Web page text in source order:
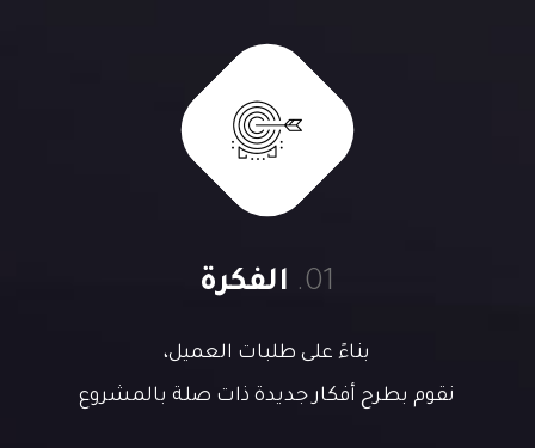
01. الفكرة
بناءً على طلبات العميل،
نقوم بطرح أفكار جديدة ذات صلة بالمشروع